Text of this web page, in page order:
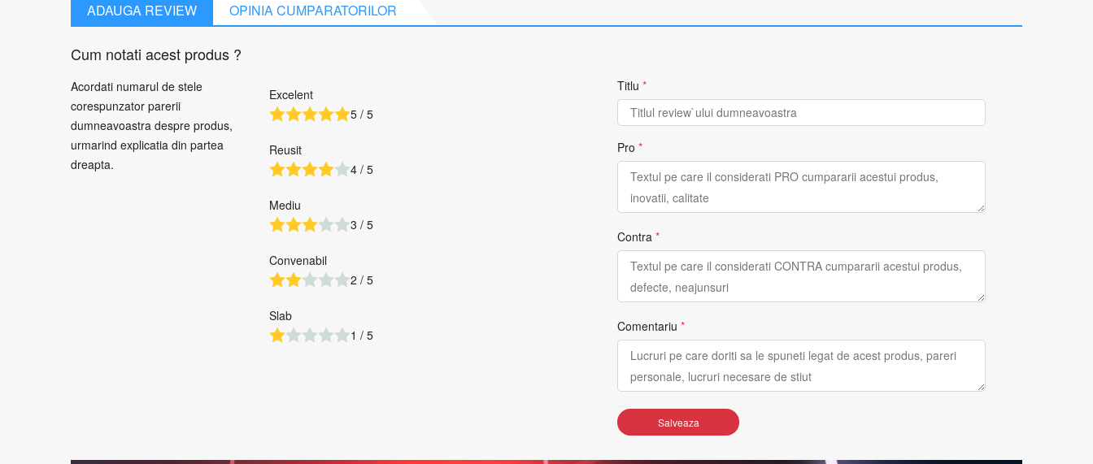
ADAUGA REVIEW OPINIA CUMPARATORILOR
Cum notati acest produs ?
Acordati numarul de stele
corespunzator parerii
dumneavoastra despre produs,
urmarind explicatia din partea
dreapta.
Excelent
5 / 5
Reusit
4 / 5
Mediu
3 / 5
Convenabil
2 / 5
Slab
1 / 5
Titlu *
Pro *
Contra *
Comentariu *
Salveaza